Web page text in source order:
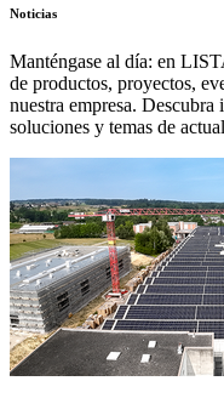
Noticias
Manténgase al día: en
de productos, proyectos,
nuestra empresa.
soluciones y temas de